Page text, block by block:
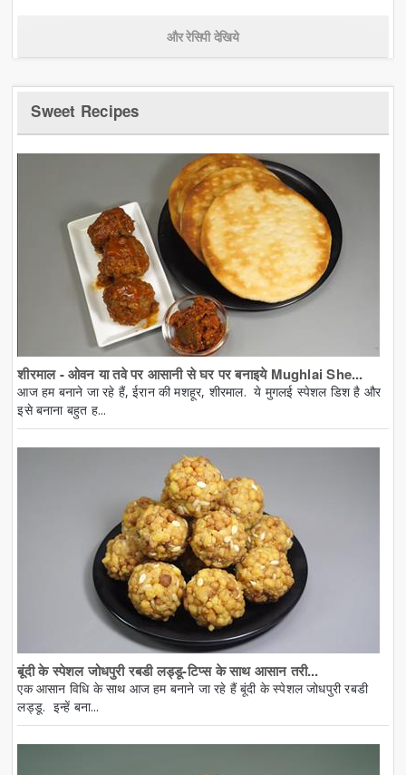
और रेसिपी देखिये
Sweet Recipes
शीरमाल - ओवन या तवे पर आसानी से घर पर बनाइये Mughlai She...
आज हम बनाने जा रहे हैं, ईरान की मशहूर, शीरमाल. ये मुगलई स्पेशल डिश है और
इसे बनाना बहुत ह...
बूंदी के स्पेशल जोधपुरी रबडी लड्डू-टिप्स के साथ आसान तरी...
एक आसान विधि के साथ आज हम बनाने जा रहे हैं बूंदी के स्पेशल जोधपुरी रबडी
लड्डू. इन्हें बना...